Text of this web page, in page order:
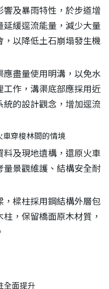
響及暴雨特性，於步道增
緩逕流能量，減少大量
以降低土石崩塌發生機
盡量使用明溝，以免水
工作，溝渠底部應採用近
統的設計觀念，增加逕流
車穿梭林間的情境
及現地遺構，還原火車
景觀維護、結構安全耐
樑柱採用鋼結構外層包
，保留橋面原木材質，
全面提升